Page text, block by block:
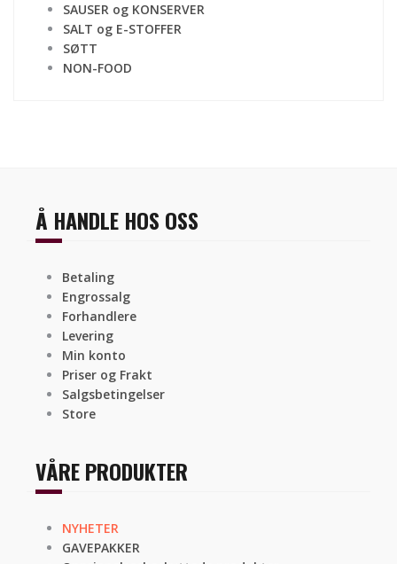
SAUSER og KONSERVER
SALT og E-STOFFER
SØTT
NON-FOOD
Å HANDLE HOS OSS
Betaling
Engrossalg
Forhandlere
Levering
Min konto
Priser og Frakt
Salgsbetingelser
Store
VÅRE PRODUKTER
NYHETER
GAVEPAKKER